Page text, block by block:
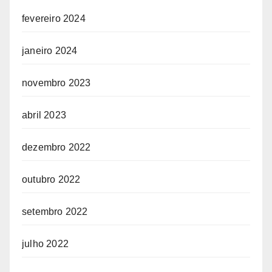
fevereiro 2024
janeiro 2024
novembro 2023
abril 2023
dezembro 2022
outubro 2022
setembro 2022
julho 2022